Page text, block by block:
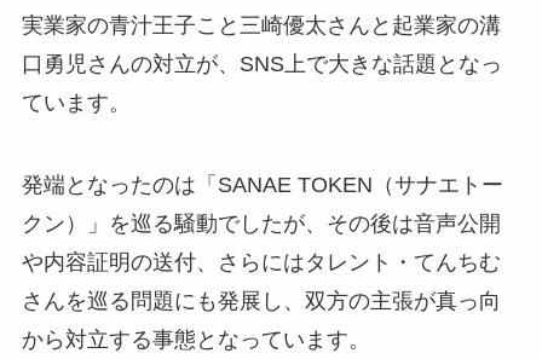
実業家の青汁王子こと三崎優太さんと起業家の溝
口勇児さんの対立が、SNS上で大きな話題となっ
ています。
発端となったのは「SANAE TOKEN（サナエトー
クン）」を巡る騒動でしたが、その後は音声公開
や内容証明の送付、さらにはタレント・てんちむ
さんを巡る問題にも発展し、双方の主張が真っ向
から対立する事態となっています。